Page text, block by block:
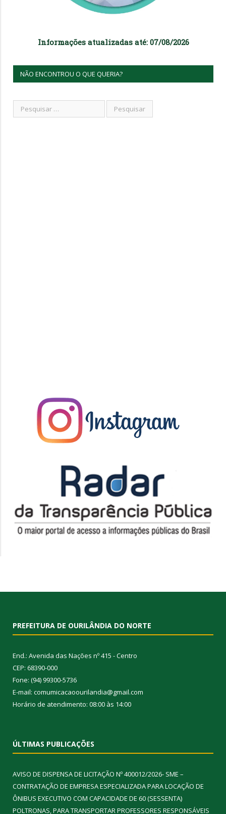
Informações atualizadas até: 07/08/2026
NÃO ENCONTROU O QUE QUERIA?
PREFEITURA DE OURILÂNDIA DO NORTE
End.: Avenida das Nações nº 415 - Centro
CEP: 68390-000
Fone: (94) 99300-5736
E-mail: comumicacaoourilandia@gmail.com
Horário de atendimento: 08:00 às 14:00
ÚLTIMAS PUBLICAÇÕES
AVISO DE DISPENSA DE LICITAÇÃO Nº 400012/2026- SME –
CONTRATAÇÃO DE EMPRESA ESPECIALIZADA PARA LOCAÇÃO DE
ÔNIBUS EXECUTIVO COM CAPACIDADE DE 60 (SESSENTA)
POLTRONAS, PARA TRANSPORTAR PROFESSORES RESPONSÁVEIS